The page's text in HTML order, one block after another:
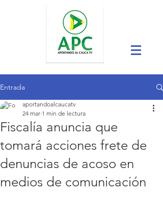
Entrada
Fiscalía anuncia que
tomará acciones frete de
denuncias de acoso en
medios de comunicación
aportandoalcaucatv
24 mar 1 min de lectura